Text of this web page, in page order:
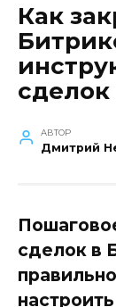
Как
сделок
АВТОР
Дмитрий
сделок в